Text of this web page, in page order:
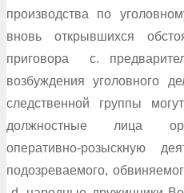
производства по
вновь открывшихся
приговора c.
возбуждения
следственной группы
должностные лица
оперативно-розыскную
подозреваемого,